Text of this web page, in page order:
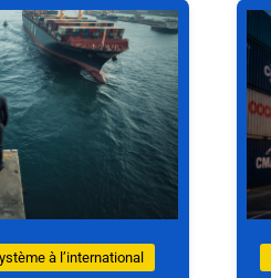
à l’international